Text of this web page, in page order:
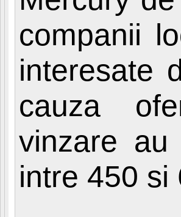
companii
interesate
cauza
vinzare
intre 450